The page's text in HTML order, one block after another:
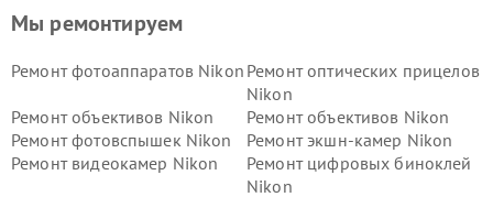
Мы ремонтируем
Ремонт фотоаппаратов Nikon Ремонт оптических прицелов
Nikon
Ремонт объективов Nikon
Ремонт объективов Nikon
Ремонт фотовспышек Nikon
Ремонт экшн-камер Nikon
Ремонт видеокамер Nikon
Ремонт цифровых биноклей
Nikon